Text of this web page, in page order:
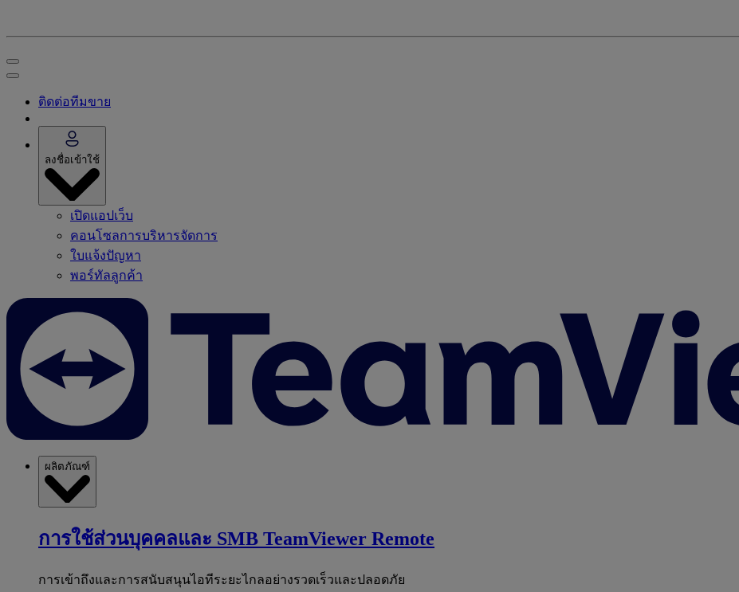
ติดต่อทีมขาย
ลงชื่อเข้าใช้
เปิดแอปเว็บ
คอนโซลการบริหารจัดการ
ใบแจ้งปัญหา
พอร์ทัลลูกค้า
ผลิตภัณฑ์
การใช้ส่วนบุคคลและ SMB TeamViewer Remote
การเข้าถึงและการสนับสนุนไอทีระยะไกลอย่างรวดเร็วและปลอดภัย